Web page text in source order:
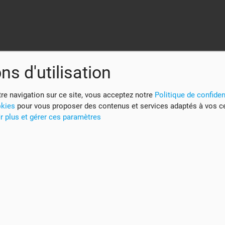
d'utilisation
navigation sur ce site, vous acceptez notre Politique de
pour vous proposer des contenus et services adaptés à vos
plus et gérer ces paramètres